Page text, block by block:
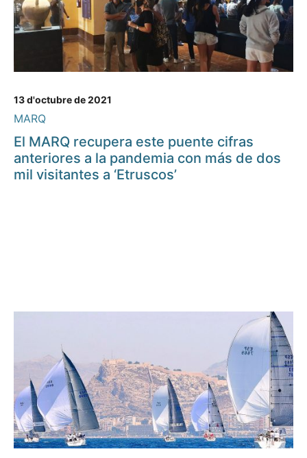
13 d'octubre de 2021
MARQ
El MARQ recupera este puente cifras
anteriores a la pandemia con más de dos
mil visitantes a ‘Etruscos’